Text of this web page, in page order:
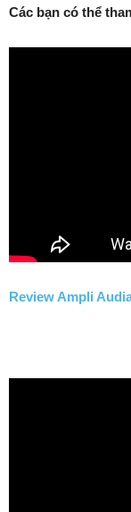
Các bạn có thể
Review Ampli